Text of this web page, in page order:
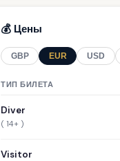
💰 Цены
GBP EUR USD
ТИП БИЛЕТА
Diver
( 14+ )
Visitor